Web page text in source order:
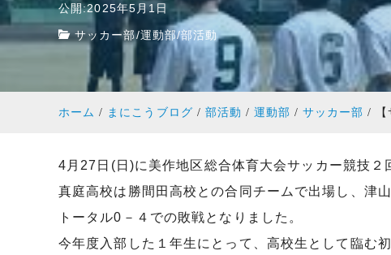
公開:2025年5月1日
サッカー部/運動部/部活動
ホーム まにこうブログ 部活動 運動部 サッカー部
4月27日(日)に美作地区総合体育大会サッカー競技２
真庭高校は勝間田高校との合同チームで出場し、津
トータル0－４での敗戦となりました。
今年度入部した１年生にとって、高校生として臨む